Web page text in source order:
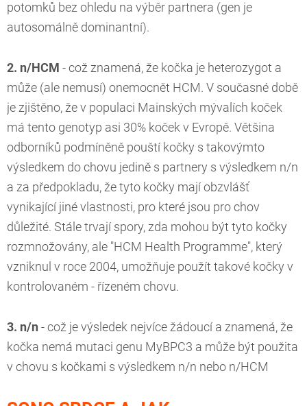
potomků bez ohledu na výběr partnera (gen je
autosomálně dominantní).
2. n/HCM - což znamená, že kočka je heterozygot a
může (ale nemusí) onemocnět HCM. V současné době
je zjištěno, že v populaci Mainských mývalích koček
má tento genotyp asi 30% koček v Evropě. Většina
odborníků podmíněně pouští kočky s takovýmto
výsledkem do chovu jedině s partnery s výsledkem n/n
a za předpokladu, že tyto kočky mají obzvlášť
vynikající jiné vlastnosti, pro které jsou pro chov
důležité. Stále trvají spory, zda mohou být tyto kočky
rozmnožovány, ale "HCM Health Programme", který
vzniknul v roce 2004, umožňuje použít takové kočky v
kontrolovaném - řízeném chovu.
3. n/n - což je výsledek nejvíce žádoucí a znamená, že
kočka nemá mutaci genu MyBPC3 a může být použita
v chovu s kočkami s výsledkem n/n nebo n/HCM